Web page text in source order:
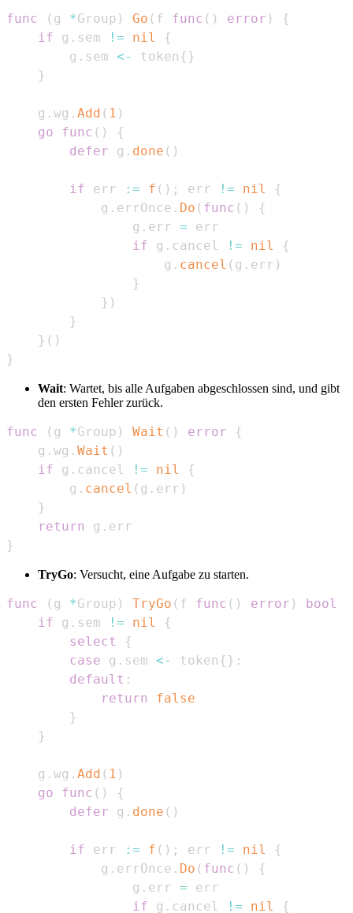
func ( g *Group ) Go ( f func ( ) error )
{
if g . sem != nil
{
        g
. sem <- token { }
}
    g
. wg . Add ( 1 )
go
func ( )
{
defer g . done ( )
if err := f ( ) ; err != nil
{
            g
. errOnce . Do ( func ( )
{
                g
. err =
if g . cancel != nil
{
                    g
. cancel ( g . err )
}
} )
}
} ( )
}
Wait: Wartet, bis alle Aufgaben abgeschlossen sind, und gibt
den ersten Fehler zurück.
func ( g *Group ) Wait ( ) error
{
    g
. wg . Wait ( )
if g . cancel != nil
{
        g
. cancel ( g . err )
}
return
g .
}
TryGo: Versucht, eine Aufgabe zu starten.
func ( g *Group ) TryGo ( f func ( ) error ) bool
if g . sem != nil
{
select
{
case g . sem <- token { } :
default :
return
false
}
}
    g
. wg . Add ( 1 )
go
func ( )
{
defer g . done ( )
if err := f ( ) ; err != nil
{
            g
. errOnce . Do ( func ( )
{
                g
. err =
if g . cancel != nil {